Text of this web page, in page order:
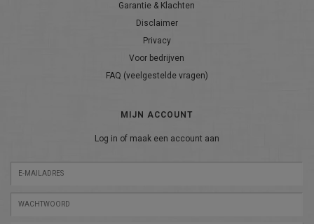
Garantie & Klachten
Disclaimer
Privacy
Voor bedrijven
FAQ (veelgestelde vragen)
MIJN ACCOUNT
Log in of maak een account aan